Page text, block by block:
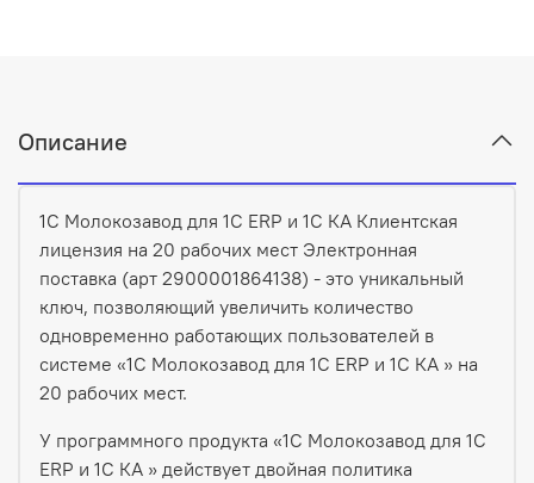
Описание
1С Молокозавод для 1С ERP и 1С КА Клиентская
лицензия на 20 рабочих мест Электронная
поставка (арт 2900001864138) - это уникальный
ключ, позволяющий увеличить количество
одновременно работающих пользователей в
системе «1С Молокозавод для 1С ERP и 1С КА » на
20 рабочих мест.
У программного продукта «1С Молокозавод для 1С
ERP и 1С КА » действует двойная политика